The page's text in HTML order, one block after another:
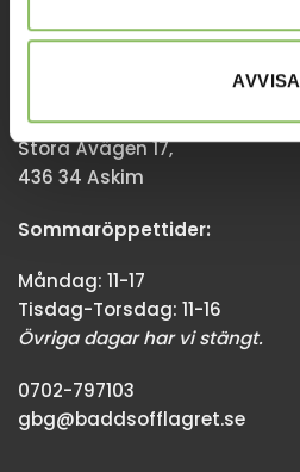
AVVISA
Stora Åvägen 17,
436 34 Askim
Sommaröppettider:
Måndag: 11-17
Tisdag-Torsdag: 11-16
Övriga dagar har vi stängt.
0702-797103
gbg@baddsofflagret.se